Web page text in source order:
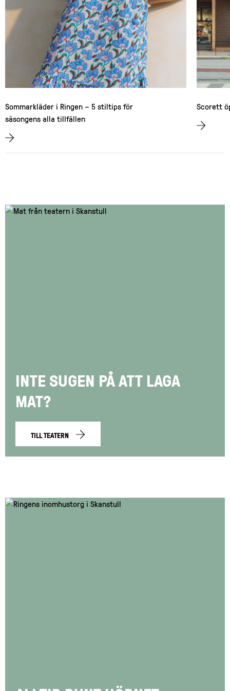
Sommarkläder i Ringen – 5 stiltips för
säsongens alla tillfällen
Scorett
INTE SUGEN PÅ ATT LAGA
MAT?
TILL TEATERN